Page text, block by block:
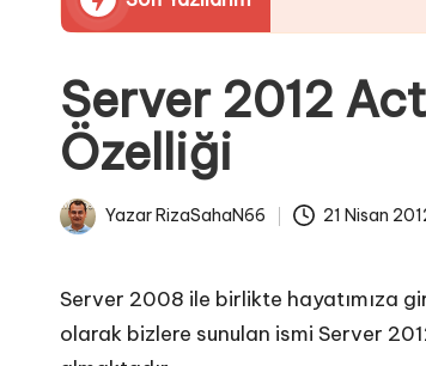
z
a
Ş
A
H
N
Portalı
Server 2012
Özelliği
Posted
Yazar RizaSahaN66 21 Nisan
Server 2008 ile birlikte hayatımıza
olarak bizlere sunulan ismi Server